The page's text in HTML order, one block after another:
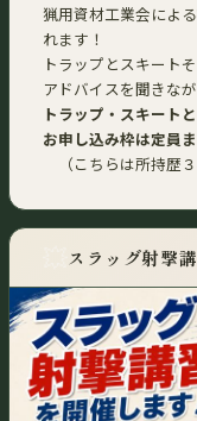
猟用資材工業会によ
れます！
トラップとスキート
アドバイスを聞きな
トラップ・スキートと
お申し込み枠は定員
（こちらは所持歴３
スラッグ射撃